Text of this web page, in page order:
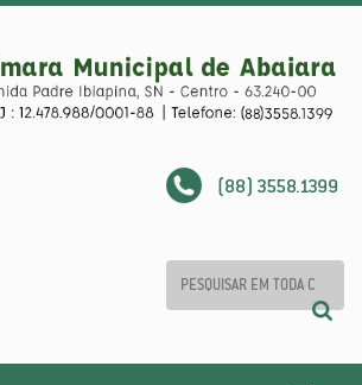
(88) 3558.1399